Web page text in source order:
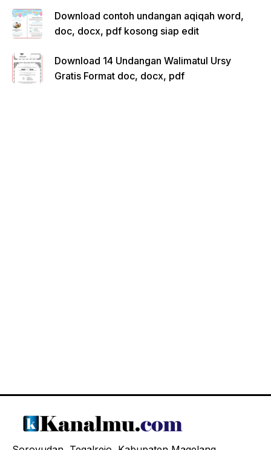
Download contoh undangan aqiqah word,
doc, docx, pdf kosong siap edit
Download 14 Undangan Walimatul Ursy
Gratis Format doc, docx, pdf